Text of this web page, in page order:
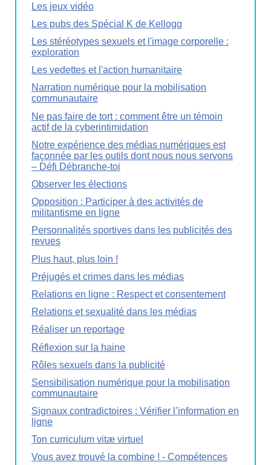
Les jeux vidéo
Les pubs des Spécial K de Kellogg
Les stéréotypes sexuels et l'image corporelle :
exploration
Les vedettes et l'action humanitaire
Narration numérique pour la mobilisation
communautaire
Ne pas faire de tort : comment être un témoin
actif de la cyberintimidation
Notre expérience des médias numériques est
façonnée par les outils dont nous nous servons
– Défi Débranche-toi
Observer les élections
Opposition : Participer à des activités de
militantisme en ligne
Personnalités sportives dans les publicités des
revues
Plus haut, plus loin !
Préjugés et crimes dans les médias
Relations en ligne : Respect et consentement
Relations et sexualité dans les médias
Réaliser un reportage
Réflexion sur la haine
Rôles sexuels dans la publicité
Sensibilisation numérique pour la mobilisation
communautaire
Signaux contradictoires : Vérifier l’information en
ligne
Ton curriculum vitæ virtuel
Vous avez trouvé la combine ! - Compétences